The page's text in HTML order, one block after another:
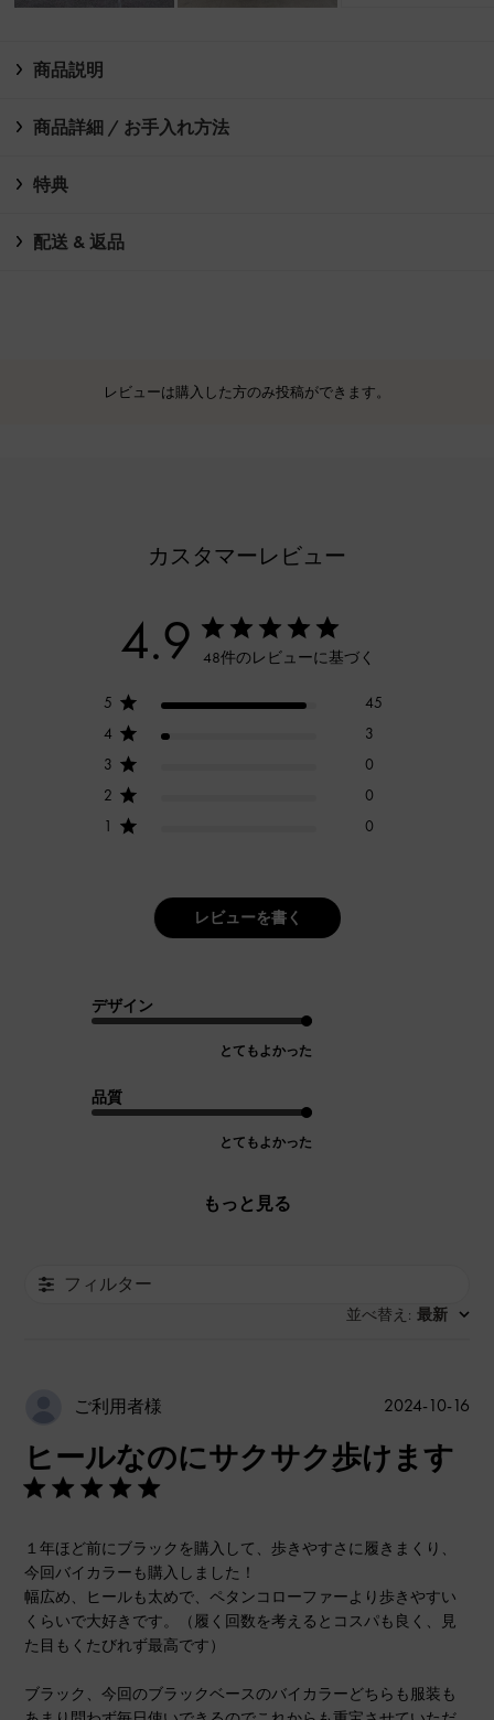
商品説明
商品詳細 / お手入れ方法
特典
配送 & 返品
レビューは購入した方のみ投稿ができます。
カスタマーレビュー
4.9 48件のレビューに基づく
5
45
4
3
3
0
2
0
1
0
レビューを書く
デザイン
とてもよかった
品質
とてもよかった
もっと見る
フィルター
並べ替え : 最新
ご利用者様
ヒールなのにサクサク歩けます
１年ほど前にブラックを購入して、歩きやすさに履きまくり、
今回バイカラーも購入しました！
幅広め、ヒールも太めで、ペタンコローファーより歩きやすい
くらいで大好きです。（履く回数を考えるとコスパも良く、見
た目もくたびれず最高です）
ブラック、今回のブラックベースのバイカラーどちらも服装も
公
2024-10-16